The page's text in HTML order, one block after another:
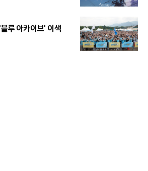
루 아카이브' 이색